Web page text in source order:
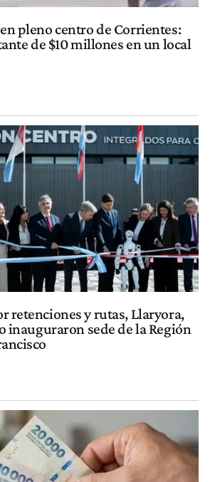
pleno centro de Corrientes:
de $10 millones en un local
retenciones y rutas, Llaryora,
inauguraron sede de la Región